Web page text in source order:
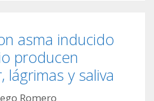
asma inducido
producen
lágrimas y saliva
Romero